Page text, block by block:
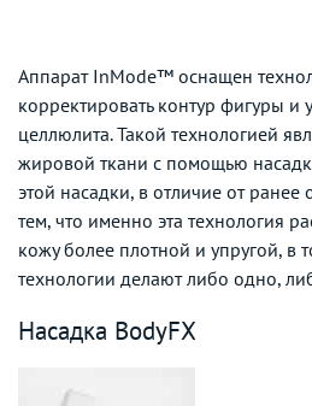
Аппарат InMode™ оснащен
корректировать контур фигуры и
целлюлита. Такой технологией
жировой ткани с помощью
этой насадки, в отличие от
тем, что именно эта технология
кожу более плотной и упругой, в
технологии делают либо одно,
Насадка BodyFX